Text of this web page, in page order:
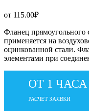
от 115.00₽
Фланец
применяется на
оцинкованной стали.
элементами при
ОТ 1 ЧАСА
РАСЧЕТ ЗАЯВКИ